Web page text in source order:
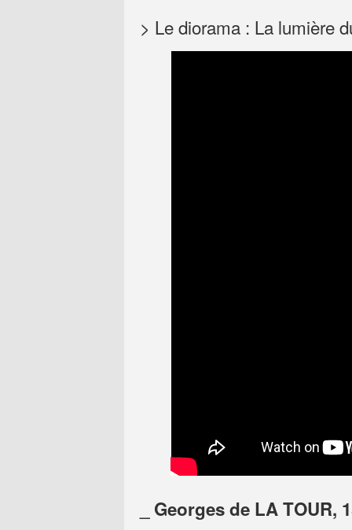
> Le diorama : La lumière
_ Georges de LA TOUR,